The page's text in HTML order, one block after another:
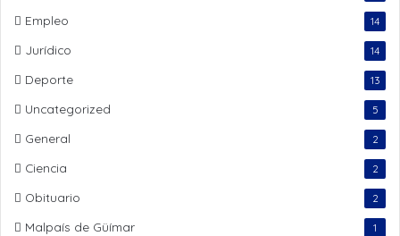
Empleo 14
Jurídico 14
Deporte 13
Uncategorized 5
General 2
Ciencia 2
Obituario 2
Malpaís de Güímar 1